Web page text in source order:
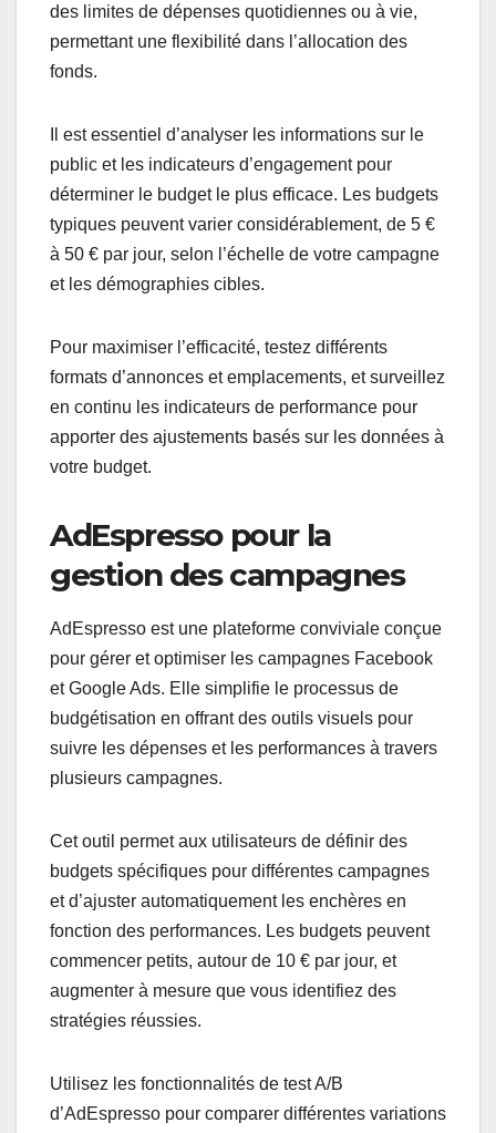
des limites de dépenses quotidiennes ou à vie,
permettant une flexibilité dans l’allocation des
fonds.
Il est essentiel d’analyser les informations sur le
public et les indicateurs d’engagement pour
déterminer le budget le plus efficace. Les budgets
typiques peuvent varier considérablement, de 5 €
à 50 € par jour, selon l’échelle de votre campagne
et les démographies cibles.
Pour maximiser l’efficacité, testez différents
formats d’annonces et emplacements, et surveillez
en continu les indicateurs de performance pour
apporter des ajustements basés sur les données à
votre budget.
AdEspresso pour la
gestion des campagnes
AdEspresso est une plateforme conviviale conçue
pour gérer et optimiser les campagnes Facebook
et Google Ads. Elle simplifie le processus de
budgétisation en offrant des outils visuels pour
suivre les dépenses et les performances à travers
plusieurs campagnes.
Cet outil permet aux utilisateurs de définir des
budgets spécifiques pour différentes campagnes
et d’ajuster automatiquement les enchères en
fonction des performances. Les budgets peuvent
commencer petits, autour de 10 € par jour, et
augmenter à mesure que vous identifiez des
stratégies réussies.
Utilisez les fonctionnalités de test A/B
d’AdEspresso pour comparer différentes variations